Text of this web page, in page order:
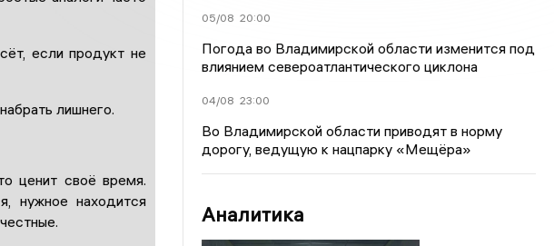
если продукт не
лишнего.
ценит своё время.
нужное находится
05/08 20:00
Погода во Владимирской области изменится под
влиянием североатлантического циклона
04/08 23:00
Во Владимирской области приводят в норму
дорогу, ведущую к нацпарку «Мещёра»
Аналитика